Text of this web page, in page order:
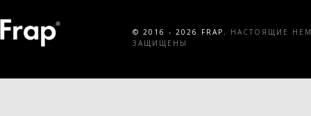
© 2016 - 2026 FRAP.
НАСТОЯЩИЕ
ЗАЩИЩЕНЫ